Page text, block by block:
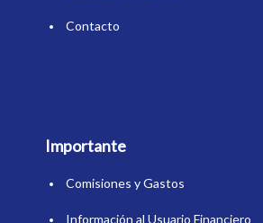
Contacto
Importante
Comisiones y Gastos
Información al Usuario Financiero